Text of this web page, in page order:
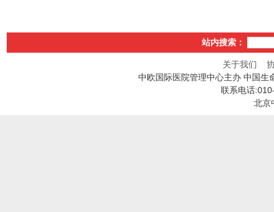
站内搜索：
关于我们
中欧国际医院管理中心主办 中国生
联系电话
北京